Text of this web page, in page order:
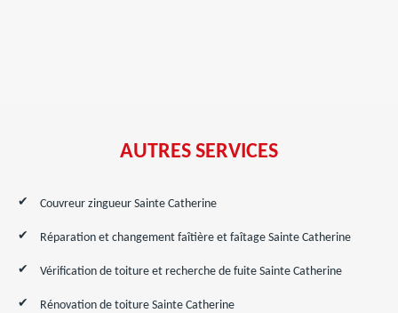
AUTRES SERVICES
Couvreur zingueur Sainte Catherine
Réparation et changement faîtière et faîtage Sainte Catherine
Vérification de toiture et recherche de fuite Sainte Catherine
Rénovation de toiture Sainte Catherine